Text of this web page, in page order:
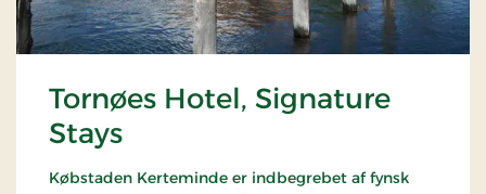
Tornøes Hotel, Signature
Stays
Købstaden Kerteminde er indbegrebet af fynsk